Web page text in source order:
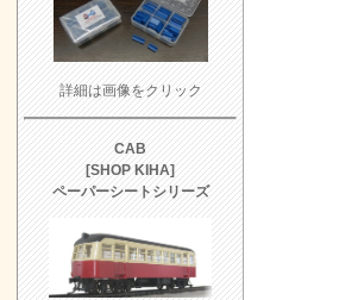
詳細は画像をクリック
CAB
[SHOP KIHA]
ペーパーシートシリーズ